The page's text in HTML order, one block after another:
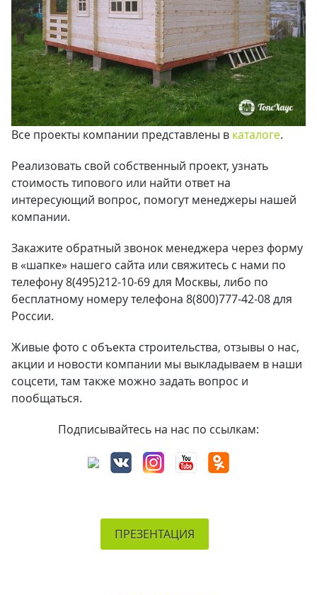
Все проекты компании представлены в каталоге.
Реализовать свой собственный проект, узнать
стоимость типового или найти ответ на
интересующий вопрос, помогут менеджеры нашей
компании.
Закажите обратный звонок менеджера через форму
в «шапке» нашего сайта или свяжитесь с нами по
телефону 8(495)212-10-69 для Москвы, либо по
бесплатному номеру телефона 8(800)777-42-08 для
России.
Живые фото с объекта строительства, отзывы о нас,
акции и новости компании мы выкладываем в наши
соцсети, там также можно задать вопрос и
пообщаться.
Подписывайтесь на нас по ссылкам:
ПРЕЗЕНТАЦИЯ